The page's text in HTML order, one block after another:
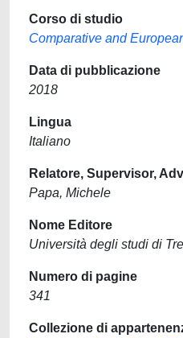
Corso di studio
Comparative and
Data di pubblicazione
2018
Lingua
Italiano
Relatore, Supervisor,
Papa, Michele
Nome Editore
Università degli studi di
Numero di pagine
341
Collezione di